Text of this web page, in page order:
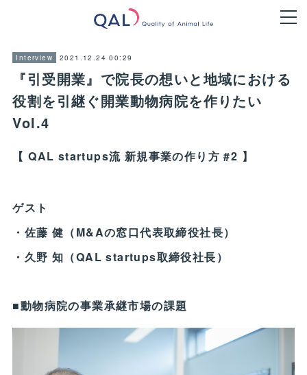
Interview 2021.12.24 00:29
『引受開業』で院長の想いと地域における
役割を引継ぐ開業動物病院を作りたい
Vol.4
【 QAL startups流 新規事業の作り方 #2 】
ゲスト
・佐藤 健（M&Aの窓口代表取締役社長）
・久野 知（QAL startups取締役社長）
■動物病院の事業承継市場の課題